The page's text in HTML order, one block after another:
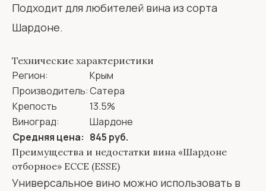
Подходит для любителей вина из сорта
Шардоне.
Технические характеристики
Регион:
Крым
Производитель:Сатера
Крепость
13.5%
Виноград:
Шардоне
Средняя цена: 845 руб.
Преимущества и недостатки вина «Шардоне
отборное» ЕССЕ (ESSE)
Универсальное вино можно использовать в